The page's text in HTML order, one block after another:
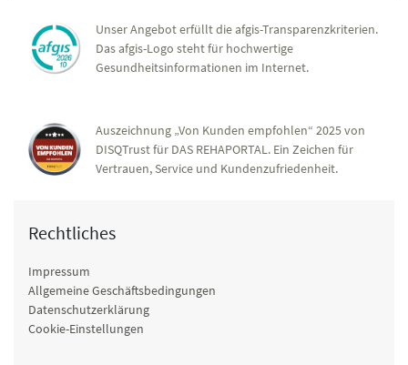
Unser Angebot erfüllt die afgis-Transparenzkriterien.
Das afgis-Logo steht für hochwertige
Gesundheitsinformationen im Internet.
Auszeichnung „Von Kunden empfohlen“ 2025 von
DISQTrust für DAS REHAPORTAL. Ein Zeichen für
Vertrauen, Service und Kundenzufriedenheit.
Rechtliches
Impressum
Allgemeine Geschäftsbedingungen
Datenschutzerklärung
Cookie-Einstellungen